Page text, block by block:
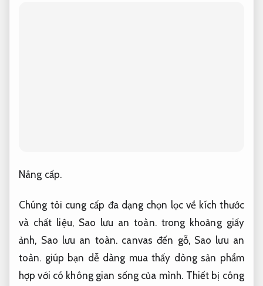
Nâng cấp.
Chúng tôi cung cấp đa dạng chọn lọc về kích thước
và chất liệu, Sao lưu an toàn.trong khoảng giấy
ảnh, Sao lưu an toàn. canvas đến gỗ, Sao lưu an
toàn. giúp bạn dễ dàng mua thấy dòng sản phẩm
hợp với có không gian sống của mình. Thiết bị công